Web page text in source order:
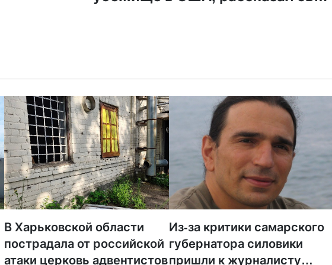
В Харьковской области
пострадала от российской
атаки церковь адвентистов
Из-за критики самарского
губернатора силовики
пришли к журналисту